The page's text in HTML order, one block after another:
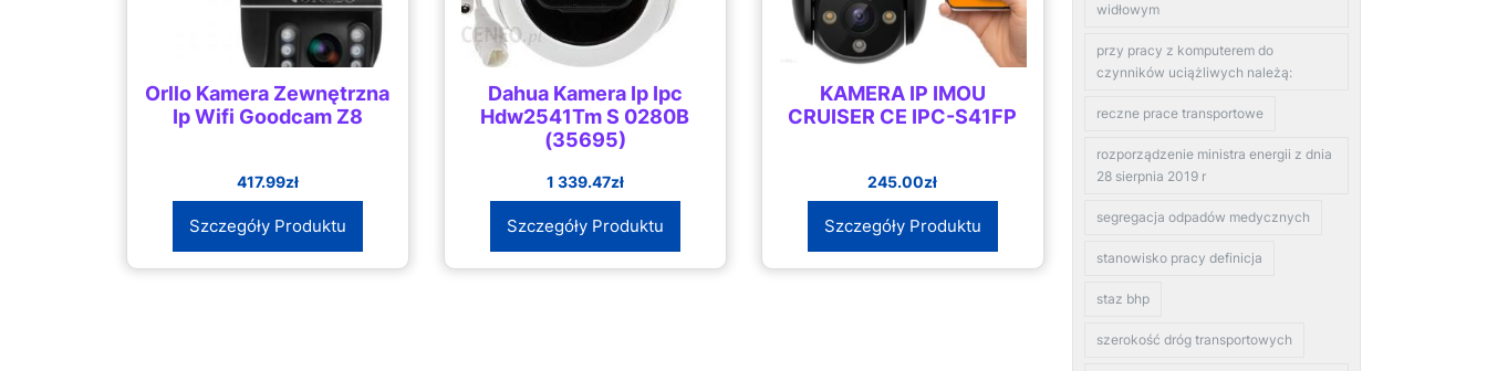
Orllo Kamera Zewnętrzna
Ip Wifi Goodcam Z8
417.99zł
Szczegóły Produktu
Dahua Kamera Ip Ipc
Hdw2541Tm S 0280B
(35695)
1 339.47zł
Szczegóły Produktu
KAMERA IP IMOU
CRUISER CE IPC-S41FP
245.00zł
Szczegóły Produktu
widłowym
przy pracy z komputerem do
czynników uciążliwych należą:
reczne prace transportowe
rozporządzenie ministra energii z dnia
28 sierpnia 2019 r
segregacja odpadów medycznych
stanowisko pracy definicja
staz bhp
szerokość dróg transportowych